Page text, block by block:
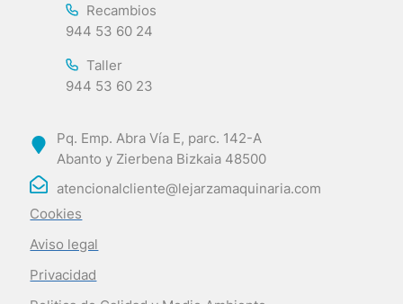
Recambios
944 53 60 24
Taller
944 53 60 23
Pq. Emp. Abra Vía E, parc. 142-A
Abanto y Zierbena Bizkaia 48500
atencionalcliente@lejarzamaquinaria.com
Cookies
Aviso legal
Privacidad